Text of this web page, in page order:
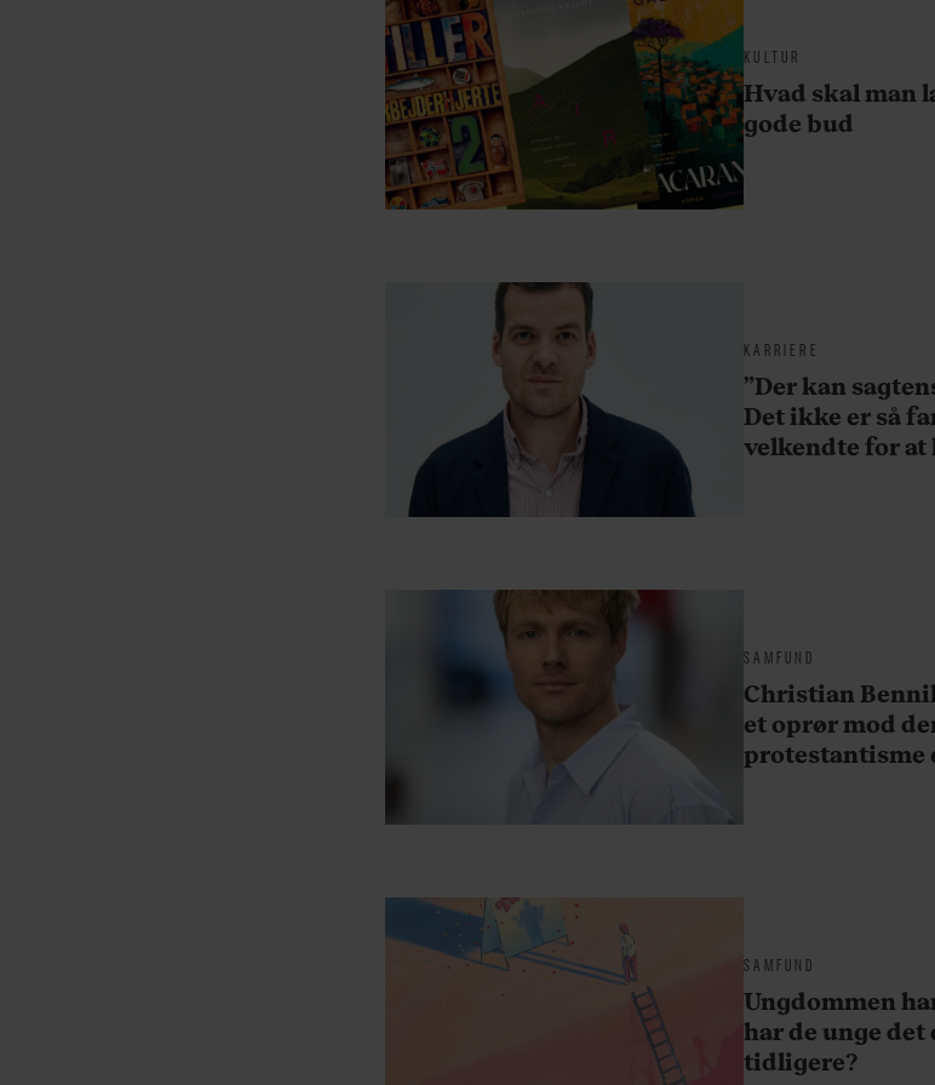
KULTUR
Hvad skal man
gode bud
KARRIERE
”Der kan
Det ikke er så
velkendte for at
SAMFUND
Christian
et oprør mod
protestantisme
SAMFUND
Ungdommen
har de unge
tidligere?